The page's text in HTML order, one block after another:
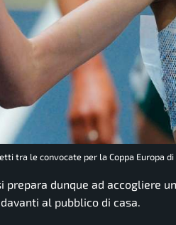
tra le convocate per la Coppa Europa
prepara dunque ad accogliere
al pubblico di casa.